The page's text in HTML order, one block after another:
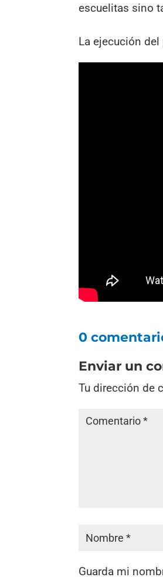
escuelitas sino
La ejecución
0
Enviar un
Tu dirección de
Guarda mi